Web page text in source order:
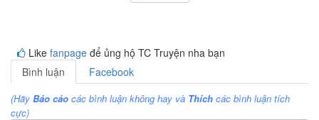
Like fanpage để ủng hộ TC Truyện nha bạn
Bình luận
Facebook
(Hãy Báo cáo các bình luận không hay và Thích các bình luận tích
cực)